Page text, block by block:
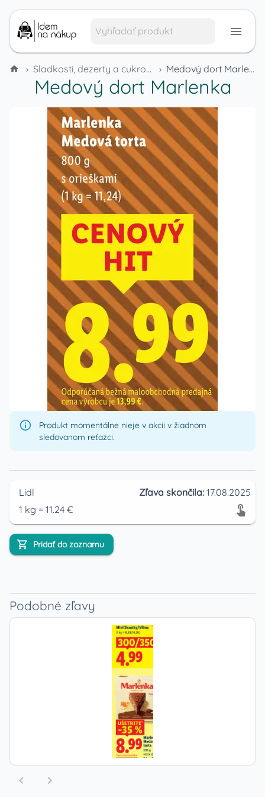
› Sladkosti, dezerty a cukrovinky › Medový dort Marlenka
Medový dort Marlenka
Produkt momentálne nieje v akcii v žiadnom
sledovanom reťazci.
Lidl Zľava skončila: 17.08.2025
1 kg = 11.24 €
Pridať do zoznamu
Podobné zľavy